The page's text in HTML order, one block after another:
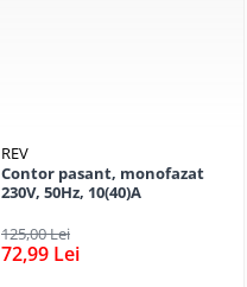
REV
Contor pasant, monofazat
230V, 50Hz, 10(40)A
125,00 Lei
72,99 Lei